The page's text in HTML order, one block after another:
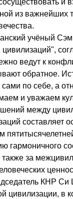
и
из важнейших
учёный
ведут к
обратное.
сами по себе, а
и уважаем
между
составляет
гармоничного
также за
КНР Си
цивилизации, в